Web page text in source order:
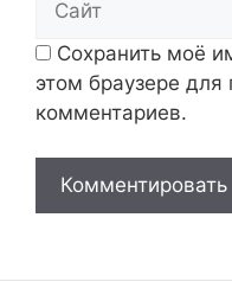
Сохранить моё
этом браузере
комментариев.